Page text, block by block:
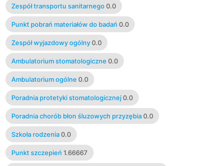
Zespół transportu sanitarnego 0.0
Punkt pobrań materiałów do badań 0.0
Zespół wyjazdowy ogólny 0.0
Ambulatorium stomatologiczne 0.0
Ambulatorium ogólne 0.0
Poradnia protetyki stomatologicznej 0.0
Poradnia chorób błon śluzowych przyzębia 0.0
Szkoła rodzenia 0.0
Punkt szczepień 1.66667